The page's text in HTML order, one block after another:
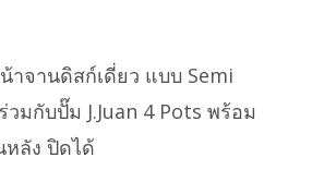
าจานดิสก์เดี่ยว แบบ Semi
มกับปั๊ม J.Juan 4 Pots พร้อม
หลัง ปิดได้